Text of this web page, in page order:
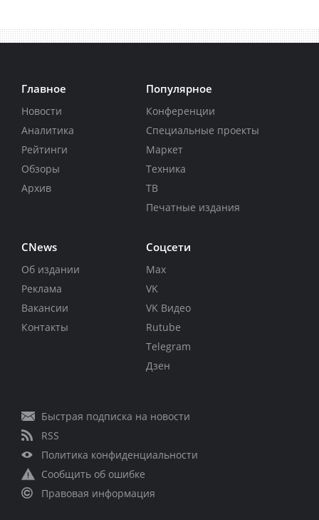
Главное
Новости
Аналитика
Рейтинги
Обзоры
Архив
Популярное
Конференции
Специальные проекты
Маркет
Техника
ТВ
Печатные издания
CNews
Об издании
Реклама
Вакансии
Контакты
Соцсети
Max
VK
VK Видео
Rutube
Telegram
Дзен
Быстрая подписка на новости
RSS
Политика конфиденциальности
Сообщить об ошибке
Правовая информация